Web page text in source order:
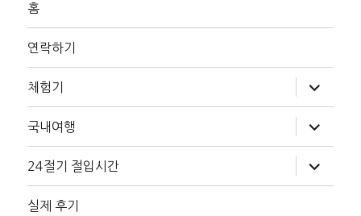
홈
연락하기
체험기
위
메
확
장
국내여행
위
메
확
장
24절기 절입시간
위
메
실제 후기